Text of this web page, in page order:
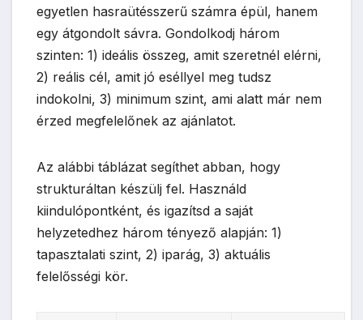
egyetlen hasraütésszerű számra épül, hanem
egy átgondolt sávra. Gondolkodj három
szinten: 1) ideális összeg, amit szeretnél elérni,
2) reális cél, amit jó eséllyel meg tudsz
indokolni, 3) minimum szint, ami alatt már nem
érzed megfelelőnek az ajánlatot.
Az alábbi táblázat segíthet abban, hogy
strukturáltan készülj fel. Használd
kiindulópontként, és igazítsd a saját
helyzetedhez három tényező alapján: 1)
tapasztalati szint, 2) iparág, 3) aktuális
felelősségi kör.